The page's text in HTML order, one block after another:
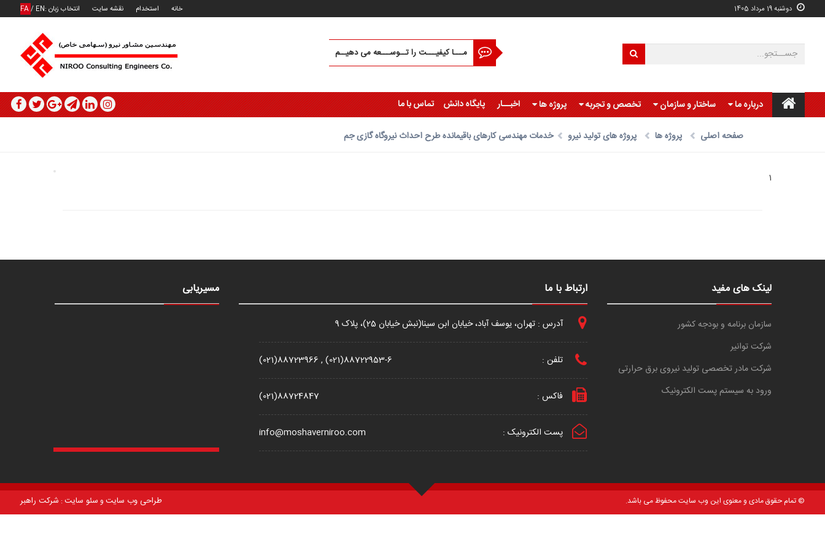
دوشنبه 19 مرداد 1405 انتخاب زبان : FA/ EN نقشه سایت استخدام خانه
مـــا کیفیـــت را تــوســـعه می دهیــم
درباره ما ساختار و سازمان تخصص و تجربه پروژه ها اخبــار پایگاه دانش تماس با ما
صفحه اصلی پروژه ها پروژه های تولید نیرو خدمات مهندسی کارهای باقیمانده طرح احداث نیروگاه گازی جم
1
لینک های مفید
سازمان برنامه و بودجه کشور
شرکت توانیر
شرکت مادر تخصصی تولید نیروی برق حرارتی
ورود به سیستم پست الکترونیک
ارتباط با ما
آدرس : تهران، یوسف آباد، خیابان ابن سینا(نبش خیابان 25)، پلاک 9
تلفن : (021)88723966 , (021)88722953-6
فاکس : (021)88724847
پست الکترونیک : info@moshaverniroo.com
مسیریابی
© تمام حقوق مادی و معنوی این وب سایت محفوظ می باشد. طراحی وب سایت و سئو سایت: شرکت راهبر